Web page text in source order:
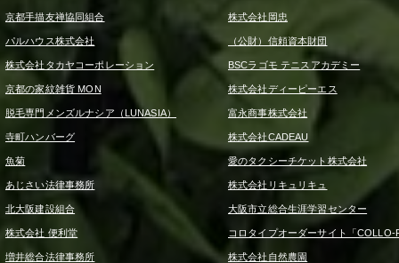
京都手描友禅協同組合 株式会社岡忠
パルハウス株式会社 （公財）信頼資本財団
株式会社タカヤコーポレーション BSCラゴモ テニスアカデミー
京都の家紋雑貨 MON 株式会社ディーピーエス
脱毛専門メンズルナシア（LUNASIA） 富永商事株式会社
寺町ハンバーグ 株式会社CADEAU
魚菊 愛のタクシーチケット株式会社
あじさい法律事務所 株式会社リキュリキュ
北大阪建設組合 大阪市立総合生涯学習センター
株式会社 便利堂 コロタイプオーダーサイト「COLLO-
増井総合法律事務所 株式会社自然農園